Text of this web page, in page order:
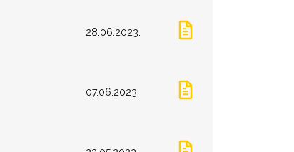
28.06.2023.
07.06.2023.